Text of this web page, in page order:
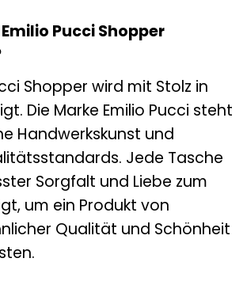
Pucci Shopper
Shopper wird mit Stolz in
Die Marke Emilio Pucci steht
Handwerkskunst und
Jede Tasche
Sorgfalt und Liebe zum
um ein Produkt von
Qualität und Schönheit